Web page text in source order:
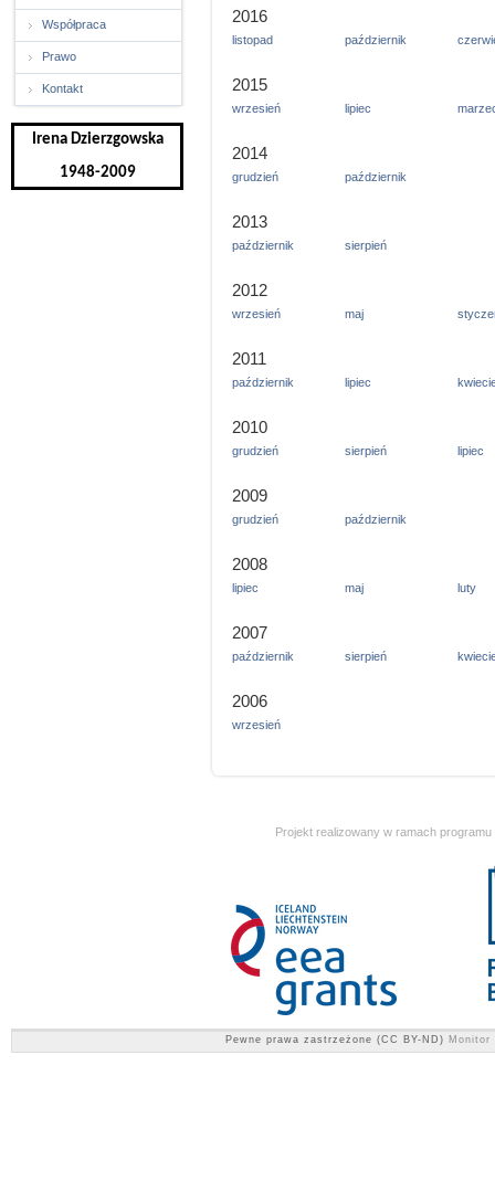
Współpraca
Prawo
Kontakt
Irena Dzierzgowska
1948-2009
2016
listopad październik
2015
wrzesień lipiec
2014
grudzień październik
2013
październik sierpień
2012
wrzesień maj
2011
październik lipiec
2010
grudzień sierpień lipiec
2009
grudzień październik
2008
lipiec maj luty
2007
październik sierpień
2006
wrzesień
Projekt realizowany w ramach
Pewne prawa zastrzeżone (CC BY-ND) Monitor